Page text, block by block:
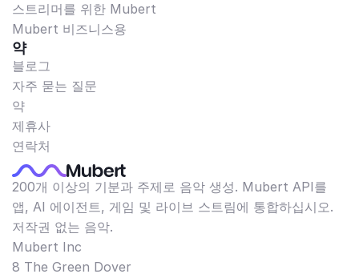
스트리머를 위한 Mubert
Mubert 비즈니스용
약
블로그
자주 묻는 질문
약
제휴사
연락처
200개 이상의 기분과 주제로 음악 생성. Mubert API를
앱, AI 에이전트, 게임 및 라이브 스트림에 통합하십시오.
저작권 없는 음악.
Mubert Inc
8 The Green Dover